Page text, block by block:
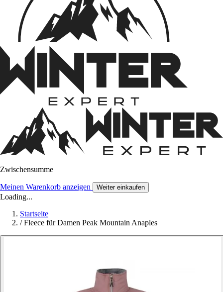
Zwischensumme
Meinen Warenkorb anzeigen Weiter einkaufen
Loading...
Startseite
/ Fleece für Damen Peak Mountain Anaples